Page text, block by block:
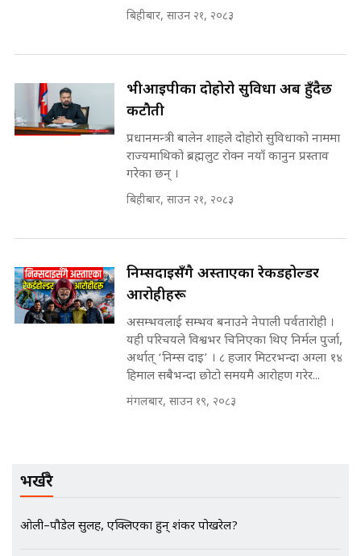
भनिन्–साथ दिनुहोस्, दबाब होइन ||
रसुवाकाे भाङ्गे झरना | Bhange
Waterfall of Rasuwa ||
SIDHAKURA ||
किन भइरहेछ ढिलाइ ?The Ring Road
Expansion Dilemma |
SIDHAKURA |
७८ लाख घुस खाने मन्त्री ! जोगाउने
प्रधानमन्त्री ? || SIDHAKURA ||
SIDHAKURA INVESTIGATION
मन्त्री र पूर्व मन्त्रीको ७८ लाख घुस डिलको
अडियो | FULL AUDIO |
मन्त्री राजकुमारलाई घुस दिने विचौलीया
पूर्व मन्त्री रञ्जिता || SIDHAKURA
||
नोट मन्त्रीलाई घुस | SIDHAKURA |
|| THE REPORTER ||
बिहीबार, साउन २१, २०८३
भीआईपीका दोहोरो सुविधा अब हुँदैछ
कटौती
प्रधानमन्त्री बालेन शाहले दोहोरो सुविधाको नाममा
राज्यमाथिको ब्रह्मलुट रोक्न नयाँ कानुन प्रस्ताव
गरेका छन् ।
बिहीबार, साउन २१, २०८३
निम्सदाइसँगै अस्ताएका रेकर्डहोल्डर
आरोहीहरू
असम्भवलाई सम्भव बनाउने नेपाली पर्वतारोही ।
यही परिचयले विश्वभर चिनिएका थिए निर्मल पुर्जा,
अर्थात् ‘निम्स दाइ’ । ८ हजार मिटरभन्दा अग्ला १४
हिमाल सबैभन्दा छोटो समयमै आरोहण गरेर...
मंगलबार, साउन १९, २०८३
भर्खरै
ओली–पौडेल सुलह, एक्लिएका हुन् शंकर पोखरेल?